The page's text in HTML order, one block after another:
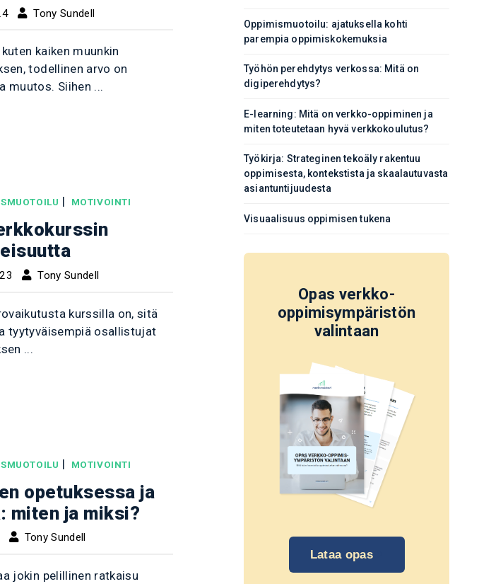
Tony Sundell
kaiken muunkin
todellinen arvo on
muutos. Siihen ...
| MOTIVOINTI
Tony Sundell
kurssilla on, sitä
tyytyväisempiä osallistujat
...
| MOTIVOINTI
opetuksessa ja
miten ja miksi?
Tony Sundell
jokin pelillinen ratkaisu
Oppimismuotoilu: ajatuksella kohti
parempia oppimiskokemuksia
Työhön perehdytys verkossa: Mitä on
digiperehdytys?
E-learning: Mitä on verkko-oppiminen ja
miten toteutetaan hyvä verkkokoulutus?
Työkirja: Strateginen tekoäly rakentuu
oppimisesta, kontekstista ja skaalautuvasta
asiantuntijuudesta
Visuaalisuus oppimisen tukena
Opas verkko-
oppimisympäristön
valintaan
Lataa opas